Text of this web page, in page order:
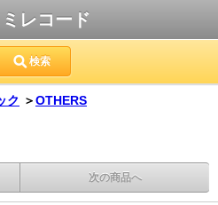
レコード
検索
ク ＞OTHERS
次の商品へ